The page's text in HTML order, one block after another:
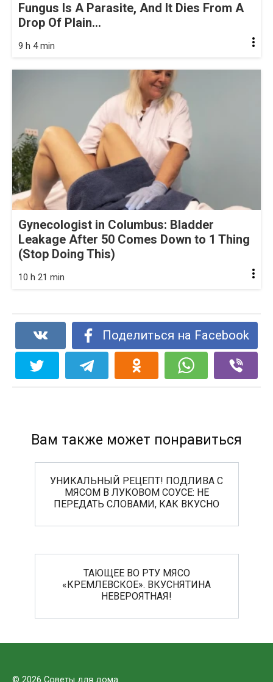
Fungus Is A Parasite, And It Dies From A
Drop Of Plain...
9 h 4 min
Gynecologist in Columbus: Bladder
Leakage After 50 Comes Down to 1 Thing
(Stop Doing This)
10 h 21 min
Поделиться на Facebook
Вам также может понравиться
УНИКАЛЬНЫЙ РЕЦЕПТ! ПОДЛИВА С
МЯСОМ В ЛУКОВОМ СОУСЕ: НЕ
ПЕРЕДАТЬ СЛОВАМИ, КАК ВКУСНО
ТАЮЩЕЕ ВО РТУ МЯСО
«КРЕМЛЕВСКОЕ». ВКУСНЯТИНА
НЕВЕРОЯТНАЯ!
© 2026 Советы для дома